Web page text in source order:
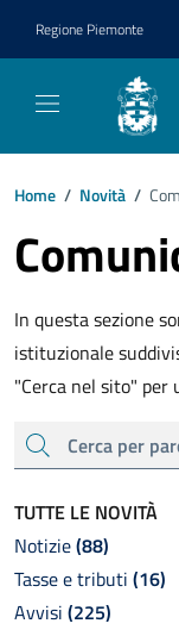
Regione Piemonte
Home / Novità /
In questa sezione
istituzionale
"Cerca nel sito" per
cerca
TUTTE LE NOVITÀ
Notizie(88)
Tasse e tributi (16)
Avvisi (225)